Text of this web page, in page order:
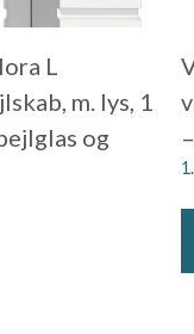
L
m. lys, 1
og